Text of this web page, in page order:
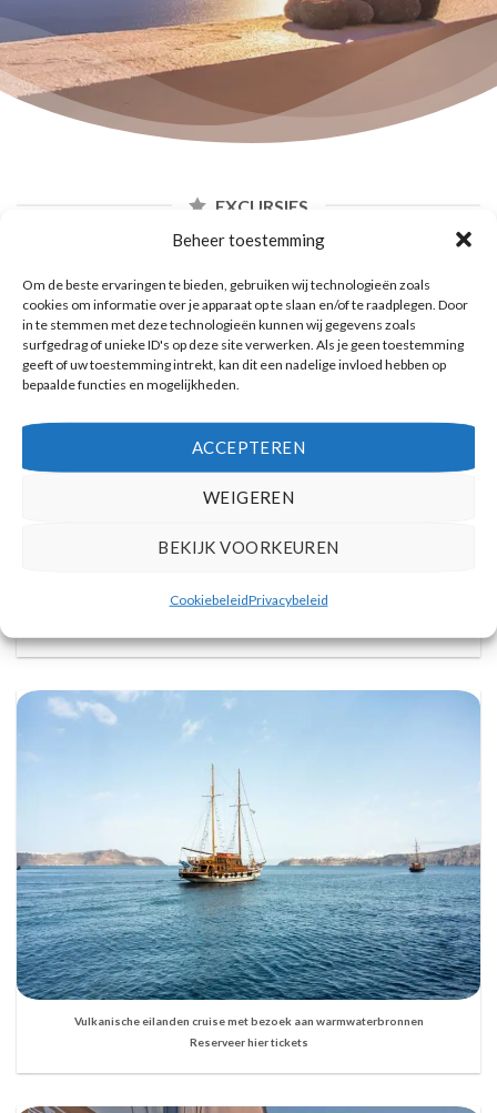
Beheer toestemming
Om de beste ervaringen te bieden, gebruiken wij technologieën zoals
cookies om informatie over je apparaat op te slaan en/of te raadplegen. Door
in te stemmen met deze technologieën kunnen wij gegevens zoals
surfgedrag of unieke ID's op deze site verwerken. Als je geen toestemming
geeft of uw toestemming intrekt, kan dit een nadelige invloed hebben op
bepaalde functies en mogelijkheden.
ACCEPTEREN
WEIGEREN
BEKIJK VOORKEUREN
CookiebeleidPrivacybeleid
EXCURSIES
in Oia
Vulkanische eilanden cruise met bezoek aan warmwaterbronnen
Reserveer hier tickets